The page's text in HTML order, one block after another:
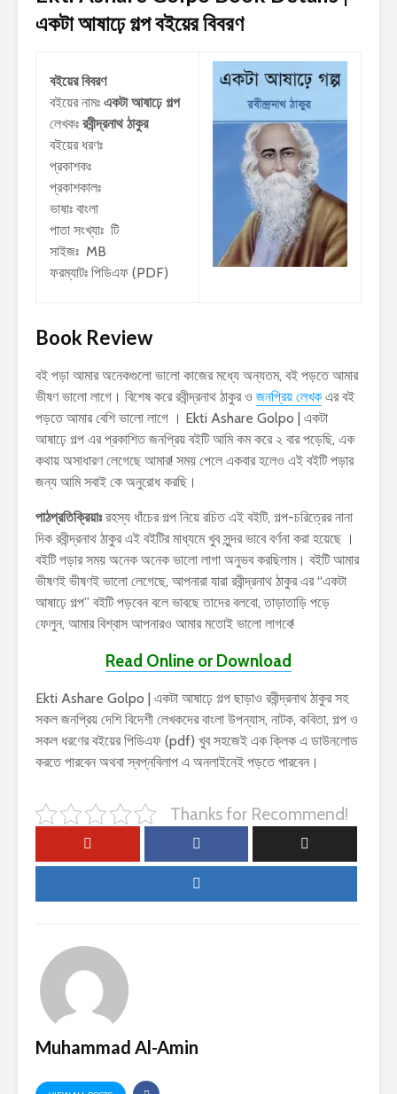
একটা আষাঢ়ে গল্পবইয়ের বিবরণ
বইয়ের বিবরণ
বইয়ের নামঃ একটা আষাঢ়ে গল্প
লেখকঃ রবীন্দ্রনাথ ঠাকুর
বইয়ের ধরণঃ
প্রকাশকঃ
প্রকাশকালঃ
ভাষাঃ বাংলা
পাতা সংখ্যাঃ টি
সাইজঃ MB
ফরম্যাটঃ পিডিএফ (PDF)
Book Review
বই পড়া আমার অনেকগুলো ভালো কাজের মধ্যে অন্যতম, বই পড়তে আমার
ভীষণ ভালো লাগে। বিশেষ করে রবীন্দ্রনাথ ঠাকুর ও জনপ্রিয় লেখক এর বই
পড়তে আমার বেশি ভালো লাগে । Ekti Ashare Golpo | একটা
আষাঢ়ে গল্প এর প্রকাশিত জনপ্রিয় বইটি আমি কম করে ২ বার পড়েছি, এক
কথায় অসাধারণ লেগেছে আমার! সময় পেলে একবার হলেও এই বইটি পড়ার
জন্য আমি সবাই কে অনুরোধ করছি।
পাঠপ্রতিক্রিয়াঃরহস্য ধাঁচের গল্প নিয়ে রচিত এই বইটি, গল্প-চরিত্রের নানা
দিক রবীন্দ্রনাথ ঠাকুর এই বইটির মাধ্যমে খুব সুন্দর ভাবে বর্ণনা করা হয়েছে ।
বইটি পড়ার সময় অনেক অনেক ভালো লাগা অনুভব করছিলাম। বইটি আমার
ভীষণই ভীষণই ভালো লেগেছে, আপনারা যারা রবীন্দ্রনাথ ঠাকুর এর “একটা
আষাঢ়ে গল্প” বইটি পড়বেন বলে ভাবছে তাদের বলবো, তাড়াতাড়ি পড়ে
ফেলুন, আমার বিশ্বাস আপনারও আমার মতোই ভালো লাগবে!
Read Online or Download
Ekti Ashare Golpo | একটা আষাঢ়ে গল্প ছাড়াও রবীন্দ্রনাথ ঠাকুর সহ
সকল জনপ্রিয় দেশি বিদেশী লেখকদের বাংলা উপন্যাস, নাটক, কবিতা, গল্প ও
সকল ধরণের বইয়ের পিডিএফ (pdf) খুব সহজেই এক ক্লিক এ ডাউনলোড
করতে পারবেন অথবা স্বপ্নবিলাপ এ অনলাইনেই পড়তে পারবেন।
Thanks for Recommend!
Muhammad Al-Amin